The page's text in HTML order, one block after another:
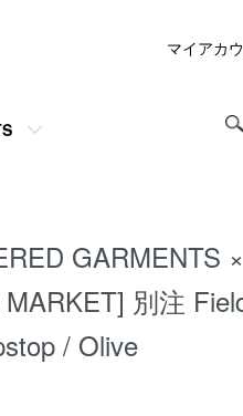
マイアカ
GARMENTS ×
別注
/ Olive